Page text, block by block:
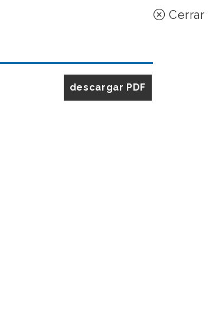
Cerrar
descargar PDF